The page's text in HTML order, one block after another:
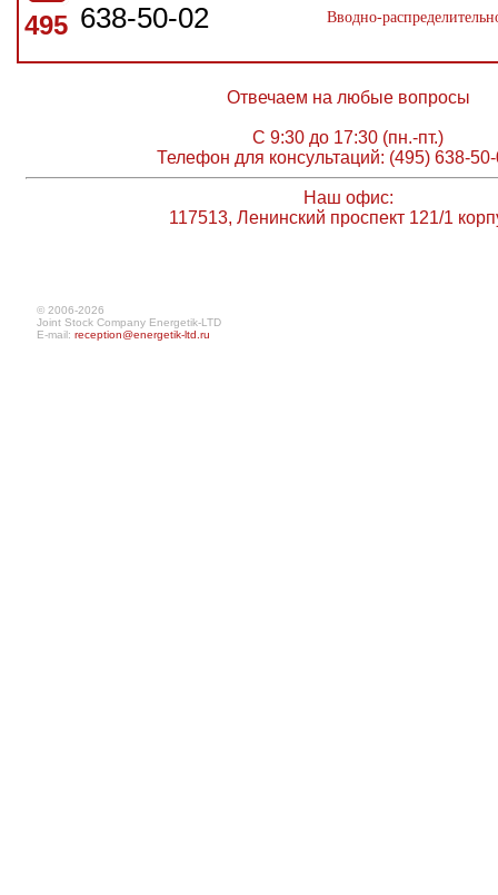
495 638-50-02
Вводно-
Отвечаем на любые вопросы
С 9:30 до 17:30 (пн.-пт.)
Телефон для консультаций: (495) 638-
Наш офис:
117513, Ленинский проспект 121/1
© 2006-2026
Joint Stock Company Energetik-LTD
E-mail: reception@energetik-ltd.ru